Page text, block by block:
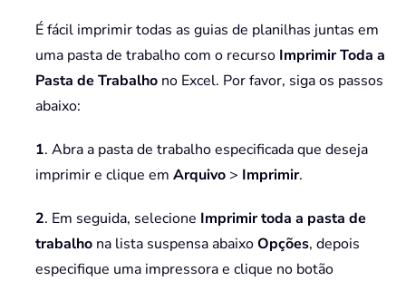
É fácil imprimir todas as guias de planilhas juntas em
uma pasta de trabalho com o recurso Imprimir Toda a
Pasta de Trabalho no Excel. Por favor, siga os passos
abaixo:
1. Abra a pasta de trabalho especificada que deseja
imprimir e clique em Arquivo > Imprimir.
2. Em seguida, selecione Imprimir toda a pasta de
trabalho na lista suspensa abaixoOpções, depois
especifique uma impressora e clique no botão